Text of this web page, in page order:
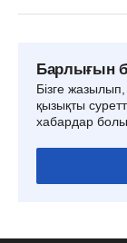
Барлығын
Бізге
қызықты
хабардар